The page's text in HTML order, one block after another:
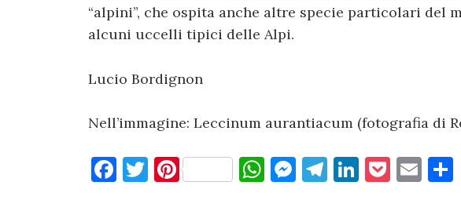
“alpini”, che ospita anche altre specie particolari del
alcuni uccelli tipici delle Alpi.
Lucio Bordignon
Nell’immagine: Leccinum aurantiacum (fotografia di
F T Pi W M T Li P E